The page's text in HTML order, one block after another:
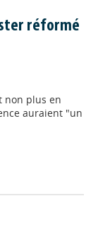
réformé
non plus en
auraient "un